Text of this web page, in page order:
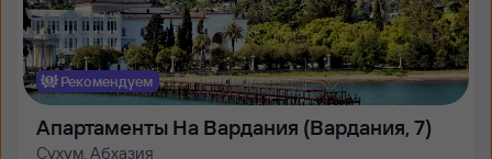
Рекомендуем
Апартаменты На Вардания (Вардания, 7)
Сухум, Абхазия